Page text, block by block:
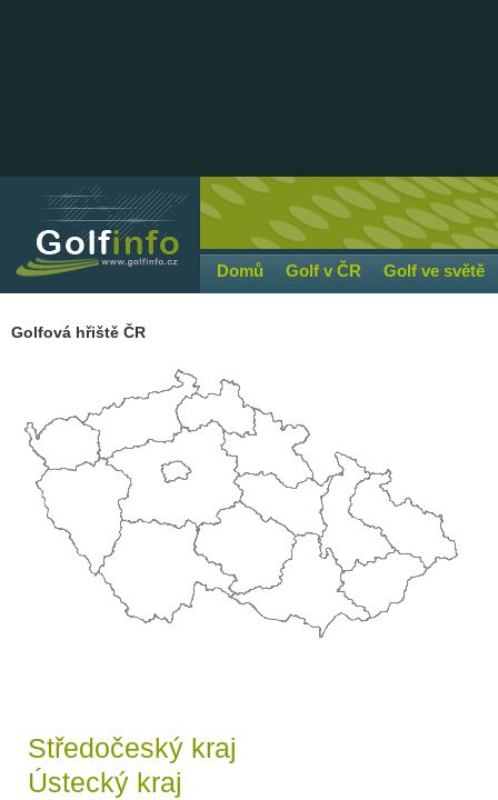
Domů Golf v ČR Golf ve světě
Golfová hřiště ČR
Středočeský kraj
Ústecký kraj